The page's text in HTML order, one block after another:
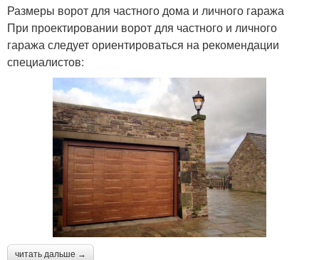
Размеры ворот для частного дома и личного гаража
При проектировании ворот для частного и личного
гаража следует ориентироваться на рекомендации
специалистов:
читать дальше →